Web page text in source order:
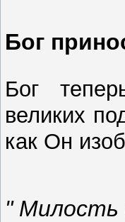
Бог
Бог
великих
как Он
" Милость